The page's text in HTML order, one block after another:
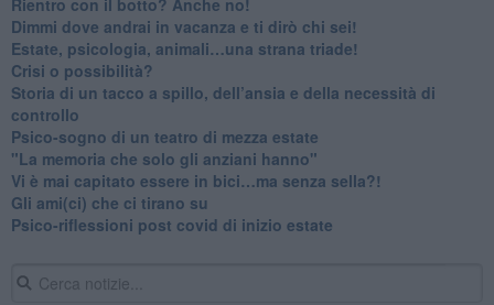
Dimmi dove andrai in vacanza e ti dirò chi sei!
​Estate, psicologia, animali…una strana triade!
​Crisi o possibilità?
​Storia di un tacco a spillo, dell’ansia e della necessità di
controllo
​Psico-sogno di un teatro di mezza estate
"La memoria che solo gli anziani hanno"
​Vi è mai capitato essere in bici…ma senza sella?!
​Gli ami(ci) che ci tirano su
Psico-riflessioni post covid di inizio estate